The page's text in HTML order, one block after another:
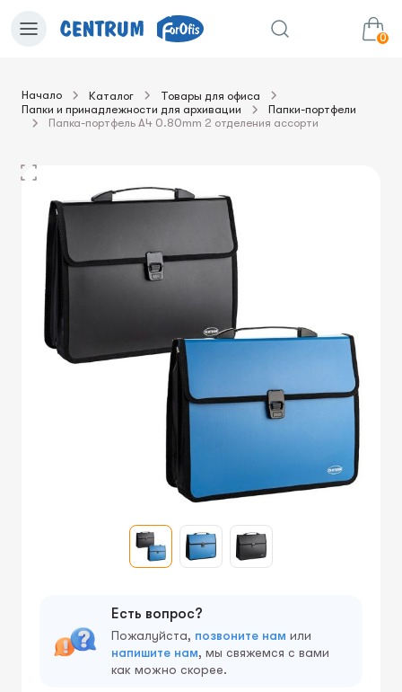
0
в корзину Сумма:0.00€
Начало Каталог
Товары для офиса
Папки и принадлежности для архивации
Папки-портфели
Папка-портфель A4 0.80mm 2 отделения ассорти
Есть вопрос?
Пожалуйста, позвоните нам или
напишите нам, мы свяжемся с вами
как можно скорее.